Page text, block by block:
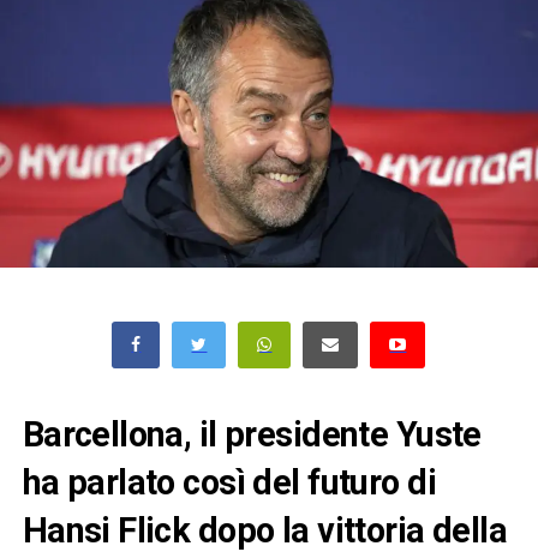
Barcellona, il presidente Yuste
ha parlato così del futuro di
Hansi Flick dopo la vittoria della